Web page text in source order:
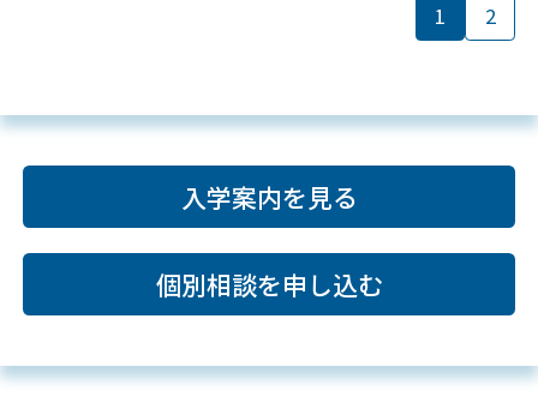
1 2
入学案内を見る
個別相談を申し込む